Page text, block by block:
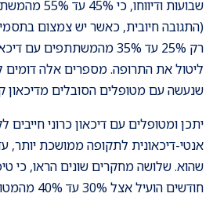
שבועות
רק 25% עד 35% מהמשתתפים
ליטול את התרופה. מספרים אלה
שנעשה עם מטופלים הסובלים מדיכאון
יתכן ומטופלים עם דיכאון כרוני
אנטי-דיכאונית לתקופה ממושכת יותר,
שהוא. שלושה מחקרים שונים הראו, כי
חודשים